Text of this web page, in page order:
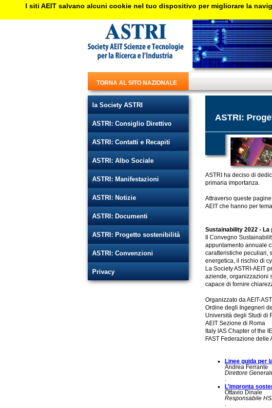
TORNA AL SITO NAZIONALE
la Society ASTRI
ASTRI: Consiglio Direttivo
ASTRI: Contatti e Recapiti
ASTRI: Albo Sociale
ASTRI: Manifestazioni
ASTRI: Notizie
ASTRI: Documenti
ASTRI: Progetto sostenibilità
ASTRI: Convenzioni
Privacy
ASTRI:
ASTRI ha deciso di
primaria importanza.
Attraverso queste
AEIT che hanno per
Sustainability 2022 -
Il Convegno
appuntamento annuale
caratteristiche peculiari,
energetica, il rischio di
La Society ASTRI-AEIT
aziende, organizzazioni
capace di fornire
Organizzato da AEIT-
Ordine degli Ingegneri
Università degli Studi di
AEIT Sezione di Roma
Italy IAS Chapter of the
FAST Federazione delle
Linee guida per
Andrea Ferrante
Direttore
.
L’impronta
Ottavio Dinale
Responsabile
.
I siti AEIT salvano alcuni cookie nel tuo dispositivo per migliorare la